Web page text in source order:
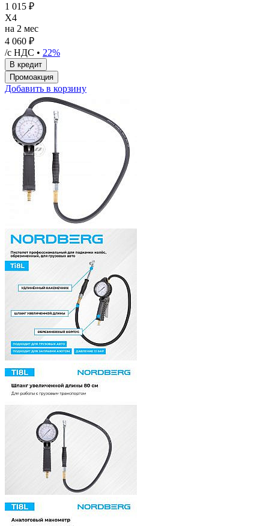
1 015 ₽
X4
на 2 мес
4 060 ₽
/с НДС • 22%
Добавить в корзину